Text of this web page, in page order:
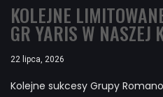
KOLEJNE
GR YARIS W NASZEJ
22 lipca, 2026
Kolejne sukcesy Grupy